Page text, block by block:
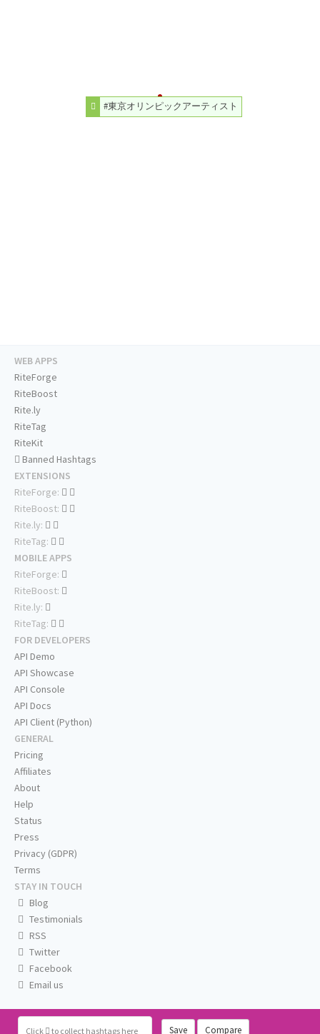
#東京オリンピックアーティスト
Click to collect hashtags here Save Compare
WEB APPS
RiteForge
RiteBoost
Rite.ly
RiteTag
RiteKit
Banned Hashtags
EXTENSIONS
RiteForge:
RiteBoost:
Rite.ly:
RiteTag:
MOBILE APPS
RiteForge:
RiteBoost:
Rite.ly:
RiteTag:
FOR DEVELOPERS
API Demo
API Showcase
API Console
API Docs
API Client (Python)
GENERAL
Pricing
Affiliates
About
Help
Status
Press
Privacy (GDPR)
Terms
STAY IN TOUCH
Blog
Testimonials
RSS
Twitter
Facebook
Email us